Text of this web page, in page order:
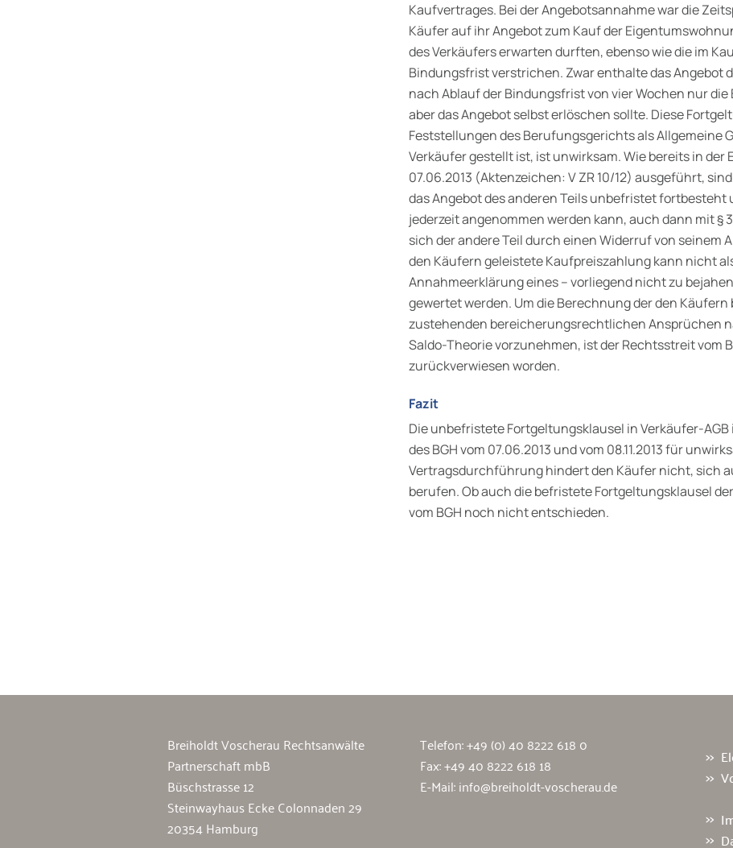
Kaufvertrages. Bei der Angebotsannahme war die
Käufer auf ihr Angebot zum Kauf der
des Verkäufers erwarten durften, ebenso wie die im
Bindungsfrist verstrichen. Zwar enthalte das Angebot
nach Ablauf der Bindungsfrist von vier Wochen nur
aber das Angebot selbst erlöschen sollte. Diese
Feststellungen des Berufungsgerichts als Allgemeine
Verkäufer gestellt ist, ist unwirksam. Wie bereits in der
07.06.2013 (Aktenzeichen: V ZR 10/12) ausgeführt,
das Angebot des anderen Teils unbefristet fortbesteht
jederzeit angenommen werden kann, auch dann mit §
sich der andere Teil durch einen Widerruf von seinem
den Käufern geleistete Kaufpreiszahlung kann nicht
Annahmeerklärung eines – vorliegend nicht zu
gewertet werden. Um die Berechnung der den
zustehenden bereicherungsrechtlichen Ansprüchen
Saldo-Theorie vorzunehmen, ist der Rechtsstreit vom
zurückverwiesen worden.
Fazit
Die unbefristete Fortgeltungsklausel in Verkäufer-
des BGH vom 07.06.2013 und vom 08.11.2013 für
Vertragsdurchführung hindert den Käufer nicht, sich
berufen. Ob auch die befristete Fortgeltungsklausel
vom BGH noch nicht entschieden.
Breiholdt Voscherau Rechtsanwälte
Partnerschaft mbB
Büschstrasse 12
Steinwayhaus Ecke Colonnaden 29
20354 Hamburg
Telefon:+49 (0) 40 8222 618 0
Fax: +49 40 8222 618 18
E-Mail:info@breiholdt-voscherau.de